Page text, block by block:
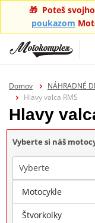
🎁 Poteš
poukazom
Domov NÁHRADNÉ
Hlavy valca RMS
Hlavy
Vyberte si náš
Vyberte
Značka
Motocykle
Štvorkolky